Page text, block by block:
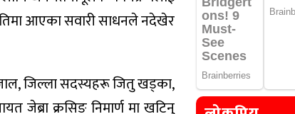
गतिमा आएका सवारी साधनले नदेखेर
जिल्ला सदस्यहरू जितु खड्का,
जेब्रा क्रसिङ निमार्ण मा खटिनु